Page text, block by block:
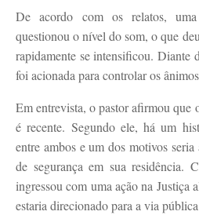
De acordo com os relatos,
questionou o nível do som, o que
rapidamente se intensificou. Diante
foi acionada para controlar os
Em entrevista, o pastor afirmou
é recente. Segundo ele, há um
entre ambos e um dos motivos
de segurança em sua residência.
ingressou com uma ação na Justiça
estaria direcionado para a via